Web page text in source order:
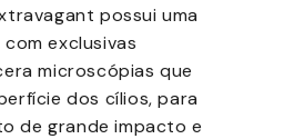
possui uma
exclusivas
microscópias que
dos cílios, para
de grande impacto e